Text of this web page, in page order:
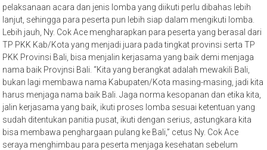
pelaksanaan acara dan jenis lomba yang diikuti perlu dibahas lebih
lanjut, sehingga para peserta pun lebih siap dalam mengikuti lomba.
Lebih jauh, Ny. Cok Ace mengharapkan para peserta yang berasal dari
TP PKK Kab/Kota yang menjadi juara pada tingkat provinsi serta TP
PKK Provinsi Bali, bisa menjalin kerjasama yang baik demi menjaga
nama baik Provjnsi Bali. “Kita yang berangkat adalah mewakili Bali,
bukan lagi membawa nama Kabupaten/Kota masing-masing, jadi kita
harus menjaga nama baik Bali. Jaga norma kesopanan dan etika kita,
jalin kerjasama yang baik, ikuti proses lomba sesuai ketentuan yang
sudah ditentukan panitia pusat, ikuti dengan serius, astungkara kita
bisa membawa penghargaan pulang ke Bali,” cetus Ny. Cok Ace
seraya menghimbau para peserta menjaga kesehatan sebelum